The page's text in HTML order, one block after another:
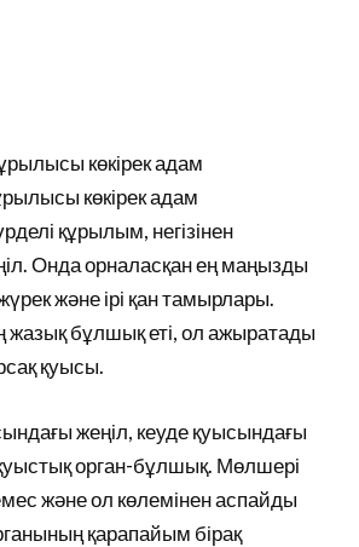
көкірек адам
көкірек адам
құрылым, негізінен
Онда орналасқан ең маңызды
және ірі қан тамырлары.
бұлшық еті, ол ажыратады
қуысы.
жеңіл, кеуде қуысындағы
орган-бұлшық. Мөлшері
емес және ол көлемінен аспайды
қарапайым бірақ